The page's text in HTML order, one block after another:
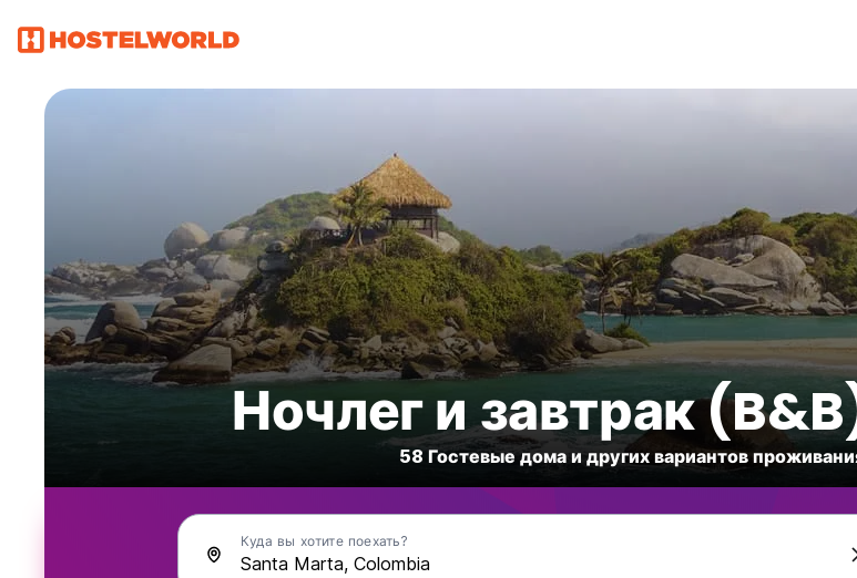
Ночлег и завтрак
58 Гостевые дома и других вариантов
Куда вы хотите поехать?